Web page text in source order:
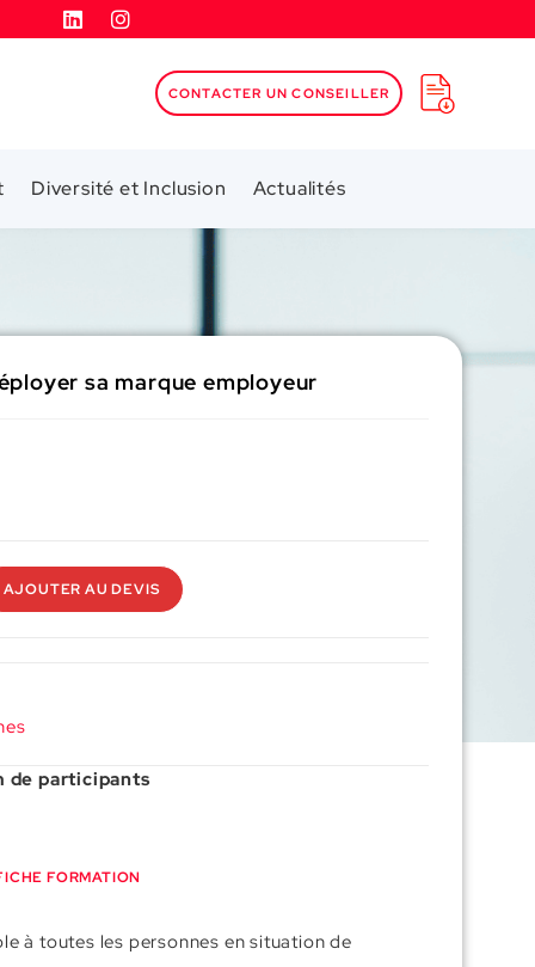
CONTACTER UN CONSEILLER
Diversité et Inclusion Actualités
sa marque employeur
AJOUTER AU DEVIS
de participants
FORMATION
à toutes les personnes en situation de